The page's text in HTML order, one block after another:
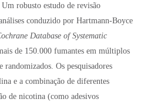
Um robusto estudo de revisão
conduzido por Hartmann-Boyce
Database of Systematic
de 150.000 fumantes em múltiplos
randomizados. Os pesquisadores
e a combinação de diferentes
de nicotina (como adesivos